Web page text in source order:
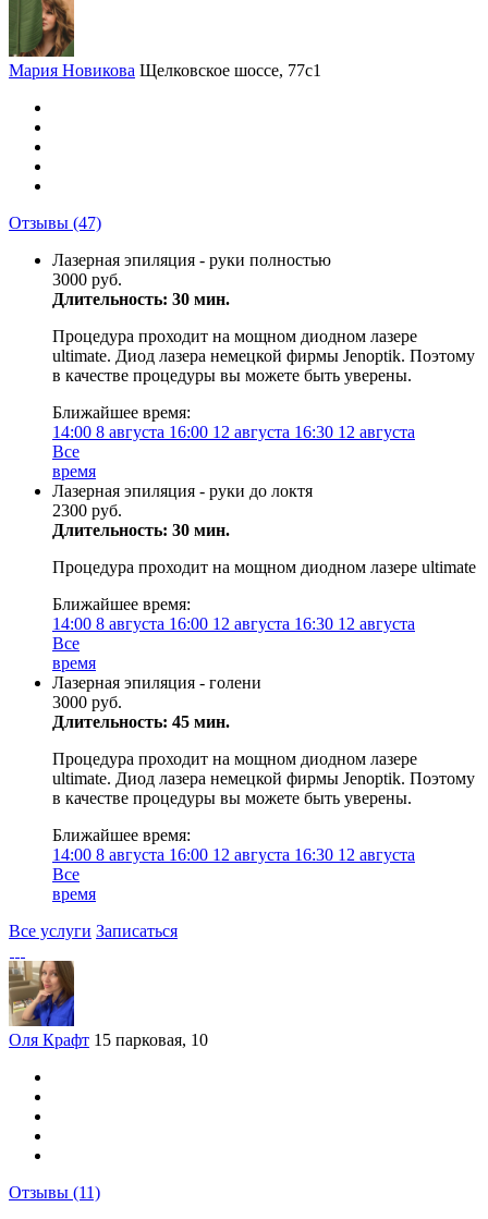
Мария Новикова Щелковское шоссе, 77с1
Отзывы (47)
Лазерная эпиляция - руки полностью
3000 руб.
Длительность: 30 мин.
Процедура проходит на мощном диодном лазере
ultimate. Диод лазера немецкой фирмы Jenoptik. Поэтому
в качестве процедуры вы можете быть уверены.
Ближайшее время:
14:00 8 августа 16:00 12 августа 16:30 12 августа
Все
время
Лазерная эпиляция - руки до локтя
2300 руб.
Длительность: 30 мин.
Процедура проходит на мощном диодном лазере ultimate
Ближайшее время:
14:00 8 августа 16:00 12 августа 16:30 12 августа
Все
время
Лазерная эпиляция - голени
3000 руб.
Длительность: 45 мин.
Процедура проходит на мощном диодном лазере
ultimate. Диод лазера немецкой фирмы Jenoptik. Поэтому
в качестве процедуры вы можете быть уверены.
Ближайшее время:
14:00 8 августа 16:00 12 августа 16:30 12 августа
Все
время
Все услуги Записаться
Оля Крафт 15 парковая, 10
Отзывы (11)